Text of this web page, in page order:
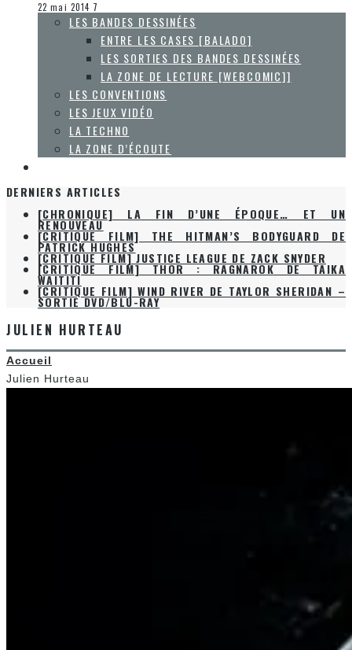
22 mai 2014 7
LES BANDES DESSINÉES
ENTRE LES CASES [BALADO]
LES SORTIES DES BANDES DESSINÉES
LA ZONE DE LECTURE [WEBCOMIC]]
LES CONVENTIONS
LES JEUX VIDÉO
LA TECHNO
LA ZONE D’ÉCOUTE
DERNIERS ARTICLES
[CHRONIQUE] LA FIN D’UNE ÉPOQUE… ET UN
RENOUVEAU
[CRITIQUE FILM] THE HITMAN’S BODYGUARD DE
PATRICK HUGHES
[CRITIQUE FILM] JUSTICE LEAGUE DE ZACK SNYDER
[CRITIQUE FILM] THOR : RAGNAROK DE TAIKA
WAITITI
[CRITIQUE FILM] WIND RIVER DE TAYLOR SHERIDAN –
SORTIE DVD/BLU-RAY
JULIEN HURTEAU
Accueil
Julien Hurteau